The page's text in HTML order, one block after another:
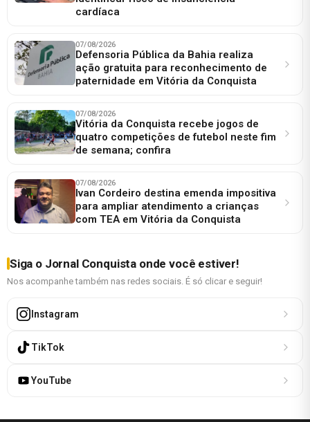
cardíaca
07/08/2026
Defensoria Pública da Bahia realiza
ação gratuita para reconhecimento de
paternidade em Vitória da Conquista
07/08/2026
Vitória da Conquista recebe jogos de
quatro competições de futebol neste fim
de semana; confira
07/08/2026
Ivan Cordeiro destina emenda impositiva
para ampliar atendimento a crianças
com TEA em Vitória da Conquista
Siga o Jornal Conquista onde você estiver!
Nos acompanhe também nas redes sociais. É só clicar e seguir!
Instagram
TikTok
YouTube